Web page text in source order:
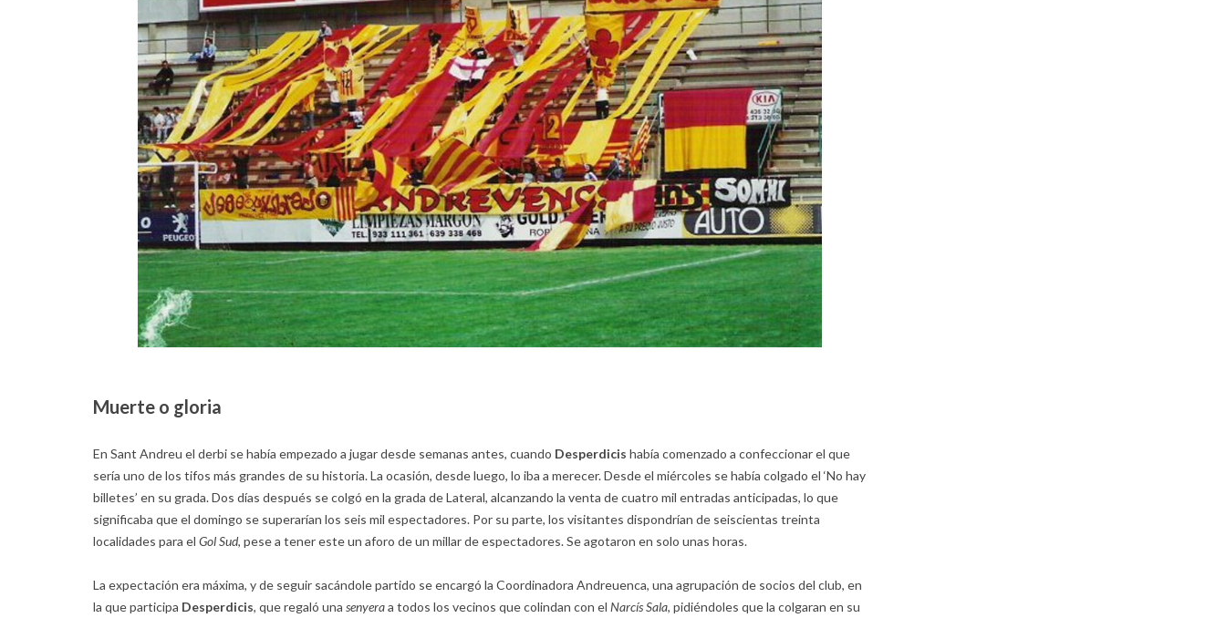
Muerte o gloria
En Sant Andreu el derbi se había empezado a jugar desde semanas antes, cuando Desperdicis había comenzado a confeccionar el que
sería uno de los tifos más grandes de su historia. La ocasión, desde luego, lo iba a merecer. Desde el miércoles se había colgado el ‘No hay
billetes’ en su grada. Dos días después se colgó en la grada de Lateral, alcanzando la venta de cuatro mil entradas anticipadas, lo que
significaba que el domingo se superarían los seis mil espectadores. Por su parte, los visitantes dispondrían de seiscientas treinta
localidades para el Gol Sud, pese a tener este un aforo de un millar de espectadores. Se agotaron en solo unas horas.
La expectación era máxima, y de seguir sacándole partido se encargó la Coordinadora Andreuenca, una agrupación de socios del club, en
la que participa Desperdicis, que regaló una senyeraa todos los vecinos que colindan con el Narcís Sala, pidiéndoles que la colgaran en su